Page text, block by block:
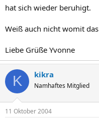
hat sich wieder beruhigt.
Weiß auch nicht womit
Liebe Grüße Yvonne
K kikra
Namhaftes Mitglied
11 Oktober 2004